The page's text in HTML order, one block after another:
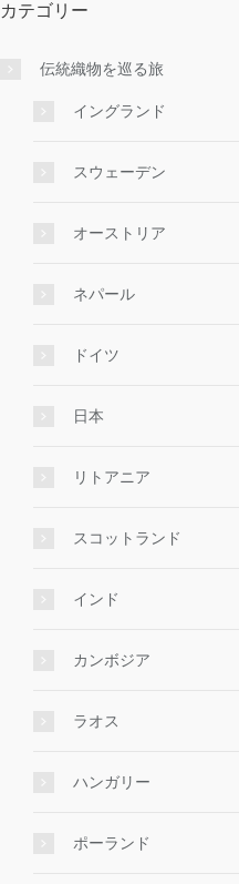
カテゴリー
伝統織物を巡る旅
イングランド
スウェーデン
オーストリア
ネパール
ドイツ
日本
リトアニア
スコットランド
インド
カンボジア
ラオス
ハンガリー
ポーランド